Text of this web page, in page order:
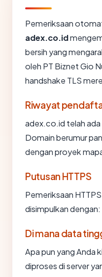
Pemeriksaan
adex.co.id
bersih yang
oleh PT Biznet Gio
handshake TLS
Riwayat
adex.co.id telah ada
Domain berumur
dengan proyek
Putusan HTTPS
Pemeriksaan
disimpulkan dengan:
Di mana data
Apa pun yang Anda
diproses di server